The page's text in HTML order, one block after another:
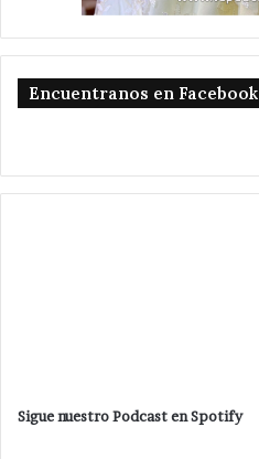
Encuentranos en Facebook
Sigue nuestro Podcast en Spotify